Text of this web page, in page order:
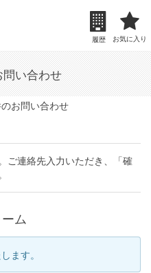
お気に入り
履歴
い合わせ
お問い合わせ
ご連絡先入力いただき、「確
ム
ます。